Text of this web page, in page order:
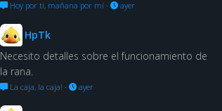
Hoy por ti, mañana por mí · ayer
HpTk
Necesito detalles sobre el funcionamiento de
la rana.
La caja, la caja! · ayer